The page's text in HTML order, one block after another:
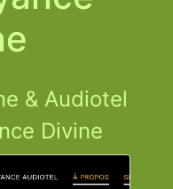
& Audiotel
Divine